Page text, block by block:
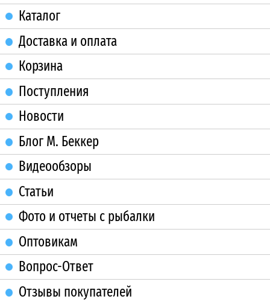
Каталог
Доставка и оплата
Корзина
Поступления
Новости
Блог М. Беккер
Видеообзоры
Статьи
Фото и отчеты с рыбалки
Оптовикам
Вопрос-Ответ
Отзывы покупателей